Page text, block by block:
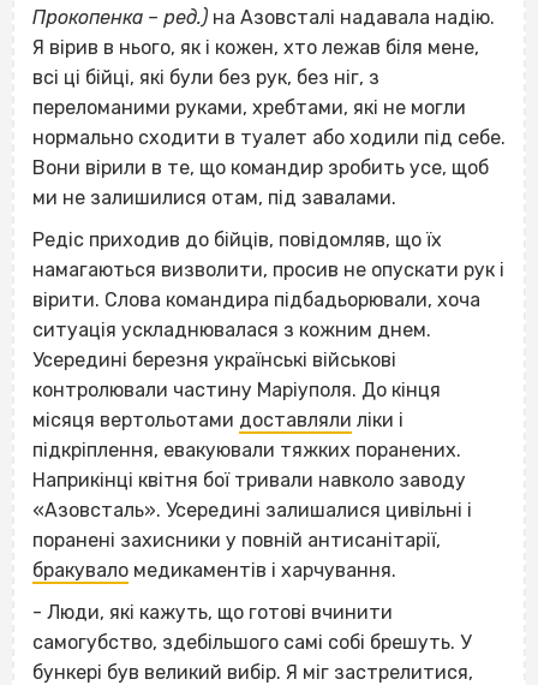
Прокопенка – ред.) на Азовсталі надавала надію.
Я вірив в нього, як і кожен, хто лежав біля мене,
всі ці бійці, які були без рук, без ніг, з
переломаними руками, хребтами, які не могли
нормально сходити в туалет або ходили під себе.
Вони вірили в те, що командир зробить усе, щоб
ми не залишилися отам, під завалами.
Редіс приходив до бійців, повідомляв, що їх
намагаються визволити, просив не опускати рук і
вірити. Слова командира підбадьорювали, хоча
ситуація ускладнювалася з кожним днем.
Усередині березня українські військові
контролювали частину Маріуполя. До кінця
місяця вертольотами доставляли ліки і
підкріплення, евакуювали тяжких поранених.
Наприкінці квітня бої тривали навколо заводу
«Азовсталь». Усередині залишалися цивільні і
поранені захисники у повній антисанітарії,
бракувало медикаментів і харчування.
- Люди, які кажуть, що готові вчинити
самогубство, здебільшого самі собі брешуть. У
бункері був великий вибір. Я міг застрелитися,